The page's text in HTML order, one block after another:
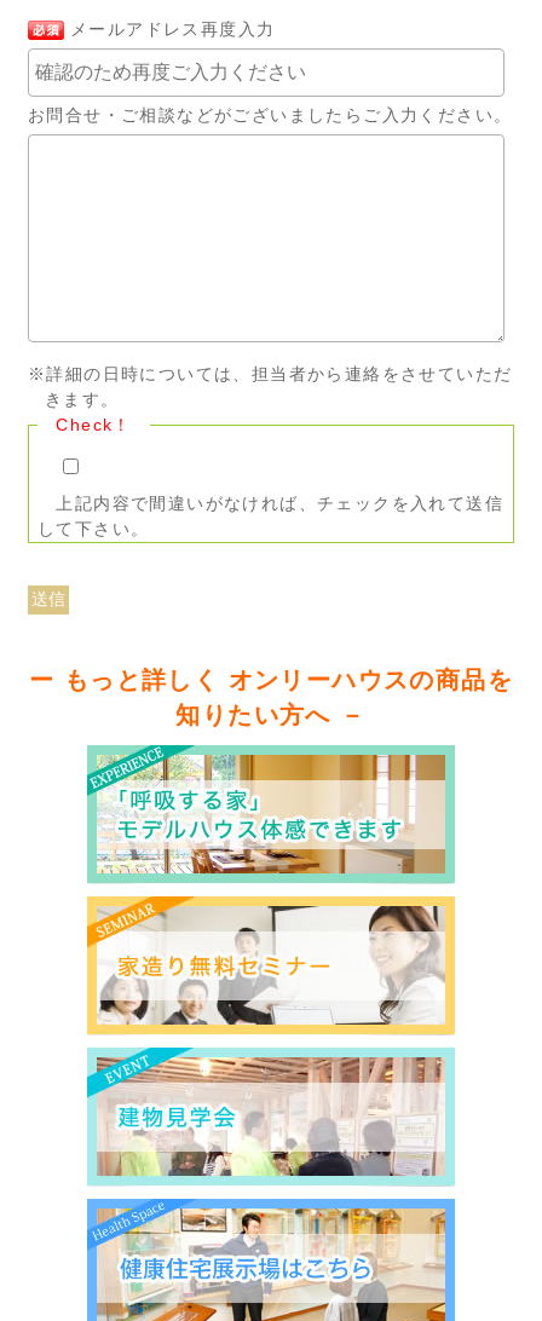
メールアドレス再度入力
お問合せ・ご相談などがございましたらご入力ください。
※詳細の日時については、担当者から連絡をさせていただ
きます。
Check！
上記内容で間違いがなければ、チェックを入れて送信
して下さい。
ー もっと詳しく オンリーハウスの商品を
知りたい方へ －